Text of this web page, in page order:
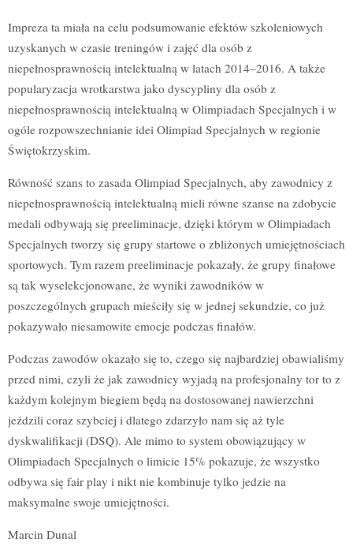
Impreza ta miała na celu podsumowanie efektów szkoleniowych
uzyskanych w czasie treningów i zajęć dla osób z
niepełnosprawnością intelektualną w latach 2014–2016. A także
popularyzacja wrotkarstwa jako dyscypliny dla osób z
niepełnosprawnością intelektualną w Olimpiadach Specjalnych i w
ogóle rozpowszechnianie idei Olimpiad Specjalnych w regionie
Świętokrzyskim.
Równość szans to zasada Olimpiad Specjalnych, aby zawodnicy z
niepełnosprawnością intelektualną mieli równe szanse na zdobycie
medali odbywają się preeliminacje, dzięki którym w Olimpiadach
Specjalnych tworzy się grupy startowe o zbliżonych umiejętnościach
sportowych. Tym razem preeliminacje pokazały, że grupy finałowe
są tak wyselekcjonowane, że wyniki zawodników w
poszczególnych grupach mieściły się w jednej sekundzie, co już
pokazywało niesamowite emocje podczas finałów.
Podczas zawodów okazało się to, czego się najbardziej obawialiśmy
przed nimi, czyli że jak zawodnicy wyjadą na profesjonalny tor to z
każdym kolejnym biegiem będą na dostosowanej nawierzchni
jeździli coraz szybciej i dlatego zdarzyło nam się aż tyle
dyskwalifikacji (DSQ). Ale mimo to system obowiązujący w
Olimpiadach Specjalnych o limicie 15% pokazuje, że wszystko
odbywa się fair play i nikt nie kombinuje tylko jedzie na
maksymalne swoje umiejętności.
Marcin Dunal